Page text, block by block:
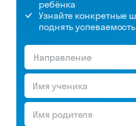
ребёнка
Узнайте конкретные
поднять успеваемость
Направление